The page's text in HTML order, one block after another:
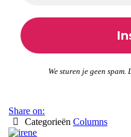
We sturen je geen spam.
Share on:
Categorieën Columns